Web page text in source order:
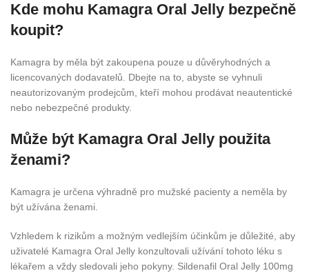
Kde mohu Kamagra Oral Jelly bezpečně
koupit?
Kamagra by měla být zakoupena pouze u důvěryhodných a
licencovaných dodavatelů. Dbejte na to, abyste se vyhnuli
neautorizovaným prodejcům, kteří mohou prodávat neautentické
nebo nebezpečné produkty.
Může být Kamagra Oral Jelly použita
ženami?
Kamagra je určena výhradně pro mužské pacienty a neměla by
být užívána ženami.
Vzhledem k rizikům a možným vedlejším účinkům je důležité, aby
uživatelé Kamagra Oral Jelly konzultovali užívání tohoto léku s
lékařem a vždy sledovali jeho pokyny. Sildenafil Oral Jelly 100mg